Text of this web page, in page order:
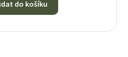
do košíku